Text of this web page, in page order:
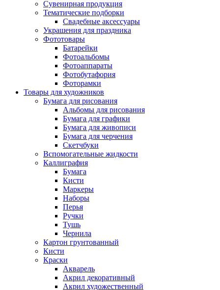
Сувенирная продукция
Тематические подборки
Свадебные аксессуары
Украшения для праздника
Фототовары
Батарейки
Фотоальбомы
Фотоаппараты
Фотобутафория
Фоторамки
Товары для художников
Бумага для рисования
Альбомы для рисования
Бумага для графики
Бумага для живописи
Бумага для черчения
Скетчбуки
Вспомогательные жидкости
Каллиграфия
Бумага
Кисти
Маркеры
Наборы
Перья
Ручки
Тушь
Чернила
Картон грунтованный
Кисти
Краски
Акварель
Акрил декоративный
Акрил художественный